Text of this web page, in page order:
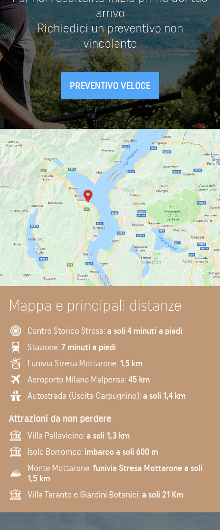
arrivo
Richiedici un preventivo non
vincolante
PREVENTIVO VELOCE
Mappa e principali distanze
Centro Storico Stresa:a soli 4 minuti a piedi
Stazione:7 minuti a piedi
Funivia Stresa Mottarone:1,5 km
Aeroporto Milano Malpensa:45 km
Autostrada (Uscita Carpugnino):a soli 1,4 km
Attrazioni da non perdere
Villa Pallavicino:a soli 1,3 km
Isole Borromee: imbarco a soli 600 m
Monte Mottarone:funivia Stresa Mottarone a soli
1,5 km
Villa Taranto e Giardini Botanici:a soli 21 Km